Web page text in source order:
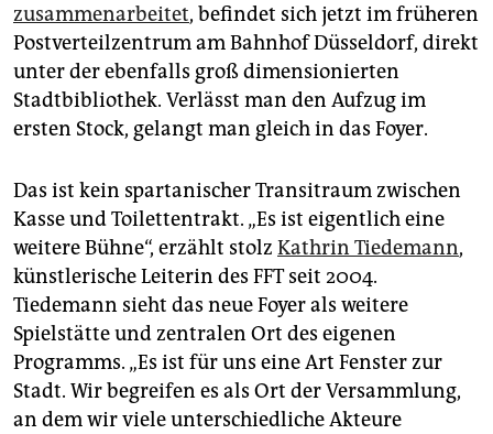
genossenschaft
epaper login
zusammenarbeitet, befindet sich jetzt im früheren
Postverteilzentrum am Bahnhof Düsseldorf, direkt
unter der ebenfalls groß dimensionierten
Stadtbibliothek. Verlässt man den Aufzug im
ersten Stock, gelangt man gleich in das Foyer.
Das ist kein spartanischer Transitraum zwischen
Kasse und Toilettentrakt. „Es ist eigentlich eine
weitere Bühne“, erzählt stolz Kathrin Tiedemann,
künstlerische Leiterin des FFT seit 2004.
Tiedemann sieht das neue Foyer als weitere
Spielstätte und zentralen Ort des eigenen
Programms. „Es ist für uns eine Art Fenster zur
Stadt. Wir begreifen es als Ort der Versammlung,
an dem wir viele unterschiedliche Akteure